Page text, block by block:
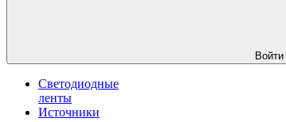
Войти
Светодиодные
ленты
Источники